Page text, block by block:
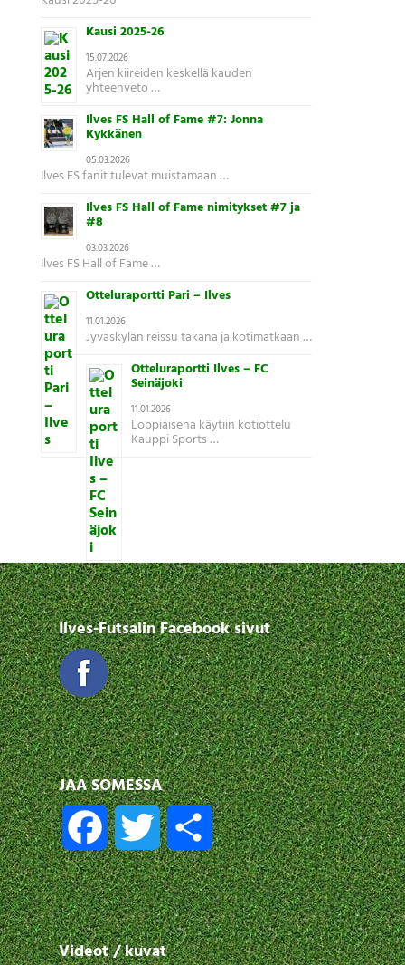
Kausi 2025-26
15.07.2026
Arjen kiireiden keskellä kauden
yhteenveto …
Ilves FS Hall of Fame #7: Jonna
Kykkänen
05.03.2026
Ilves FS fanit tulevat muistamaan …
Ilves FS Hall of Fame nimitykset #7 ja
#8
03.03.2026
Ilves FS Hall of Fame …
Otteluraportti Pari – Ilves
11.01.2026
Jyväskylän reissu takana ja kotimatkaan …
Otteluraportti Ilves – FC
Seinäjoki
11.01.2026
Loppiaisena käytiin kotiottelu
Kauppi Sports …
Ilves-Futsalin Facebook sivut
JAA SOMESSA
F
a
c
T
w
i
S
h
a
Videot / kuvat